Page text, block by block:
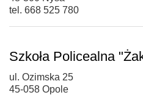
tel. 668 525 780
Szkoła Policealna
ul. Ozimska 25
45-058 Opole